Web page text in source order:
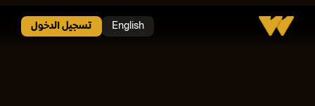
English تسجيل الدخول